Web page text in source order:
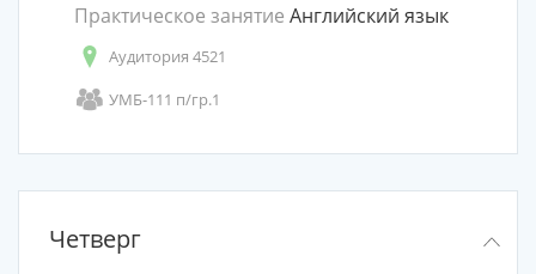
Практическое занятие Английский язык
Аудитория 4521
УМБ-111 п/гр.1
Четверг